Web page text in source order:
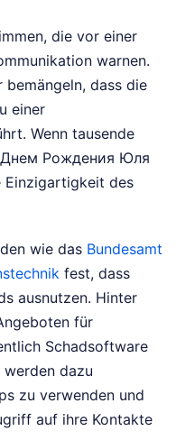
die vor einer
warnen.
bemängeln, dass die
einer
Wenn tausende
Рождения Юля
Einzigartigkeit des
wie das Bundesamt
fest, dass
ausnutzen. Hinter
für
Schadsoftware
werden dazu
zu verwenden und
auf ihre Kontakte